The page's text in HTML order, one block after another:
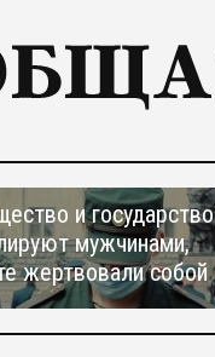
и государство
мужчинами,
жертвовали собой